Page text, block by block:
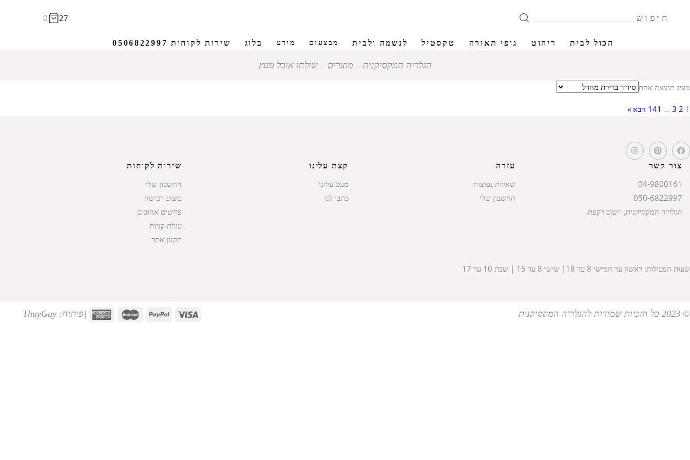
הכול לבית ריהוט גופי תאורה טקסטיל לנשמה ולבית מבצעים מידע בלוג שירות לקוחות 0506822997
27
0
הגלריה המקסיקנית ‒ מוצרים ‒שולחן אוכל מעץ
מציג תוצאה אחת
1
2
3
…
141 הבא »
צור קשר
04-9800161
050-6822997
הגלריה המקסיקנית, יישוב רקפת.
עזרה
שאלות נפוצות
החשבון שלי
קצת עלינו
מעט עלינו
כתבו לנו
שירות לקוחות
החשבון שלי
ביצוע רכישה
פריטים אהובים
עגלת קניות
תקנון אתר
שעות הפעילות: ראשון עד חמישי 8 עד 18| שישי 8 עד 15 | שבת 10 עד 17
© 2023 כל הזכיות שמורות להגלריה המקסיקנית |פיתוח: ThuyGuy